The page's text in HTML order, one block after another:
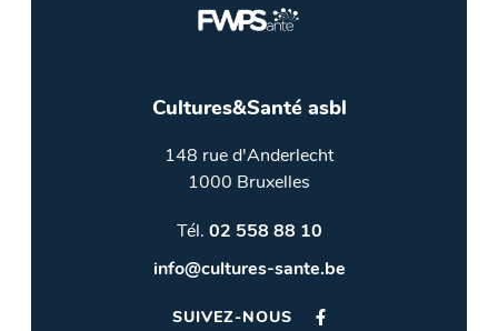
Cultures&Santé asbl
148 rue d'Anderlecht
1000 Bruxelles
Tél. 02 558 88 10
info@cultures-sante.be
SUIVEZ-NOUS